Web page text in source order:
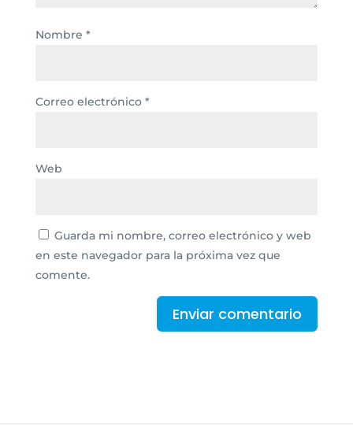
Nombre *
Correo electrónico *
Web
Guarda mi nombre, correo electrónico y web
en este navegador para la próxima vez que
comente.